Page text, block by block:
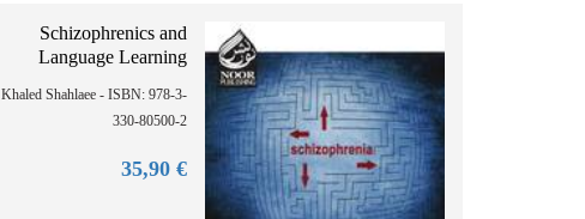
Schizophrenics and
Language Learning
Khaled Shahlaee - ISBN: 978-3-
330-80500-2
€ 35,
90